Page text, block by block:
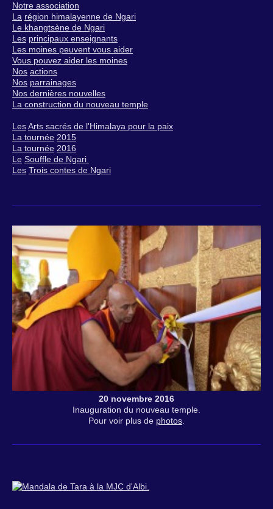
Notre association
La région himalayenne de Ngari
Le khangtsène de Ngari
Les principaux enseignants
Les moines peuvent vous aider
Vous pouvez aider les moines
Nos actions
Nos parrainages
Nos dernières nouvelles
La construction du nouveau temple
LesArts sacrés de l'Himalaya pour la paix
La tournée 2015
La tournée 2016
Le Souffle de Ngari
Les Trois contes de Ngari
20 novembre 2016
Inauguration du nouveau temple.
Pour voir plus de photos